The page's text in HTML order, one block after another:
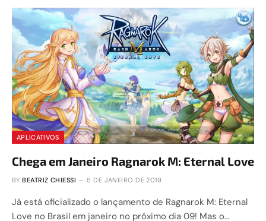
APLICATIVOS
Chega em Janeiro Ragnarok M: Eternal Love
BY BEATRIZ CHIESSI 5 DE JANEIRO DE 2019
Já está oficializado o lançamento de Ragnarok M: Eternal
Love no Brasil em janeiro no próximo dia 09! Mas o…